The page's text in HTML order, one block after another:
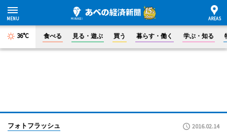
36°C 食べる 見る・遊ぶ 買う 暮らす・働く 学ぶ・知る
フォトフラッシュ 2016.02.14